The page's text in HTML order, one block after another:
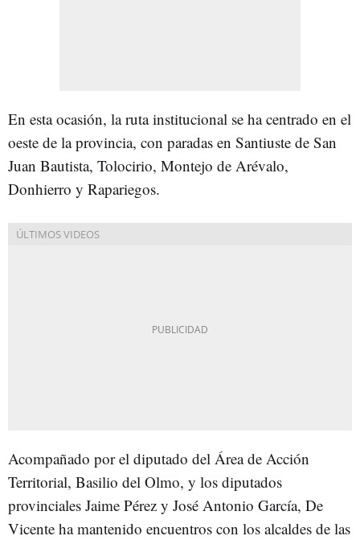
En esta ocasión, la ruta institucional se ha centrado en el
oeste de la provincia, con paradas en Santiuste de San
Juan Bautista, Tolocirio, Montejo de Arévalo,
Donhierro y Rapariegos.
Acompañado por el diputado del Área de Acción
Territorial, Basilio del Olmo, y los diputados
provinciales Jaime Pérez y José Antonio García, De
Vicente ha mantenido encuentros con los alcaldes de las